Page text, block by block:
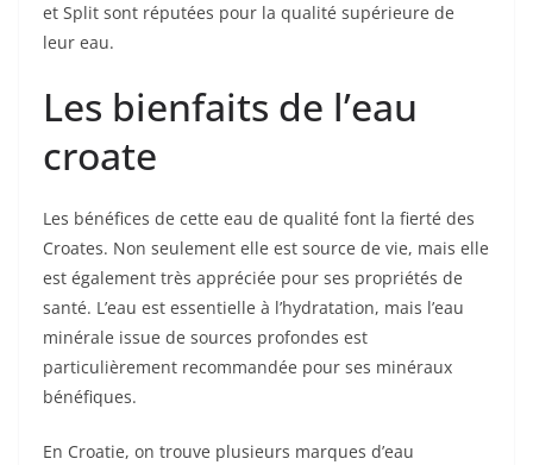
et Split sont réputées pour la qualité supérieure de
leur eau.
Les bienfaits de l’eau
croate
Les bénéfices de cette eau de qualité font la fierté des
Croates. Non seulement elle est source de vie, mais elle
est également très appréciée pour ses propriétés de
santé. L’eau est essentielle à l’hydratation, mais l’eau
minérale issue de sources profondes est
particulièrement recommandée pour ses minéraux
bénéfiques.
En Croatie, on trouve plusieurs marques d’eau